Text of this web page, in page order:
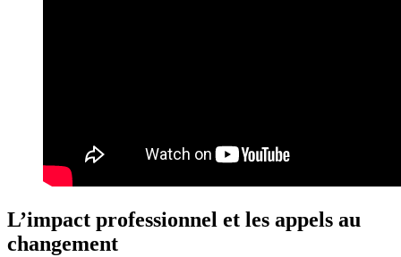
L’impact professionnel et les appels au
changement